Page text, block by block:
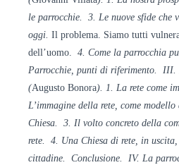
le parrocchie. 3. Le nuove sfide che
oggi. Il problema. Siamo tutti
dell’uomo. 4. Come la parrocchia
Parrocchie, punti di riferimento. III.
(Augusto Bonora). 1. La rete come
L’immagine della rete, come
Chiesa. 3. Il volto concreto della
rete. 4. Una Chiesa di rete, in uscita,
cittadine. Conclusione. IV. La